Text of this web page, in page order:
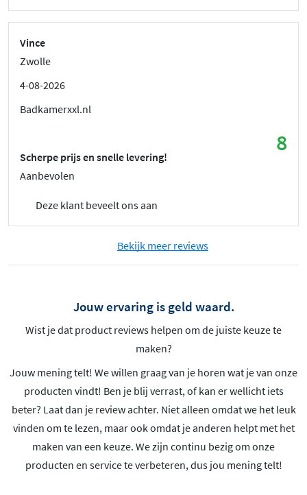
Vince
Zwolle
4-08-2026
Badkamerxxl.nl
8
Scherpe prijs en snelle levering!
Aanbevolen
Deze klant beveelt ons aan
Bekijk meer reviews
Jouw ervaring is geld waard.
Wist je dat product reviews helpen om de juiste keuze te
maken?
Jouw mening telt! We willen graag van je horen wat je van onze
producten vindt! Ben je blij verrast, of kan er wellicht iets
beter? Laat dan je review achter. Niet alleen omdat we het leuk
vinden om te lezen, maar ook omdat je anderen helpt met het
maken van een keuze. We zijn continu bezig om onze
producten en service te verbeteren, dus jou mening telt!